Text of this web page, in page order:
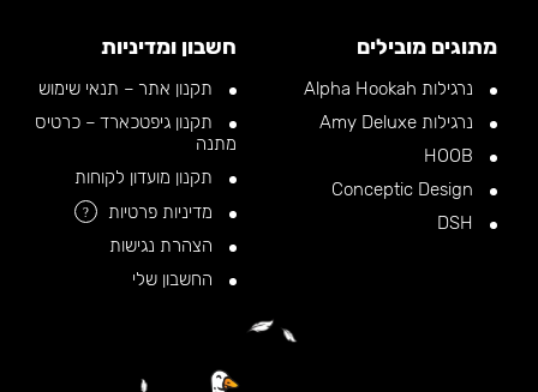
מתוגים מובילים
נרגילות Alpha Hookah
נרגילות Amy Deluxe
חשבון ומדיניות
תקנון אתר – תנאי שימוש
תקנון גיפטכארד – כרטיס
מתנה
תקנון מועדון לקוחות
מדיניות פרטיות
?
הצהרת נגישות
החשבון שלי